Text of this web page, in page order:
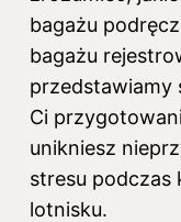
bagażu
bagażu
przedstawiamy
Ci
unikniesz
stresu podczas
lotnisku.